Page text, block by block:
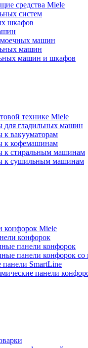
средства Miele
систем
шкафов
машин
машин
машин и шкафов
технике Miele
для гладильных машин
к вакууматорам
к кофемашинам
к стиральным машинам
к сушильным машинам
конфорок Miele
конфорок
панели конфорок
панели конфорок со
SmartLine
панели